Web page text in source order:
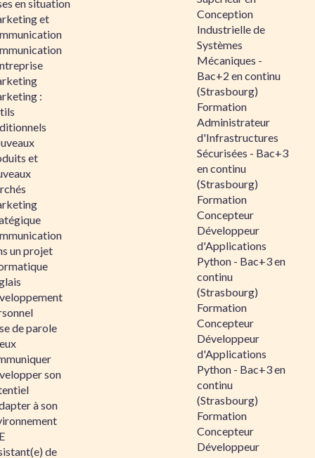
en situation
et
:
et
un projet
de parole
son
à son
de
Conception
Industrielle de
Systèmes
Mécaniques -
Bac+2 en continu
(Strasbourg)
Formation
Administrateur
d'Infrastructures
Sécurisées - Bac+3
en continu
(Strasbourg)
Formation
Concepteur
Développeur
d'Applications
Python - Bac+3 en
continu
(Strasbourg)
Formation
Concepteur
Développeur
d'Applications
Python - Bac+3 en
continu
(Strasbourg)
Formation
Concepteur
Développeur